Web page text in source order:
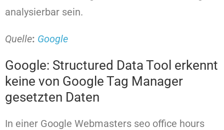
analysierbar sein.
Quelle: Google
Google: Structured Data Tool erkennt
keine von Google Tag Manager
gesetzten Daten
In einer Google Webmasters seo office hours